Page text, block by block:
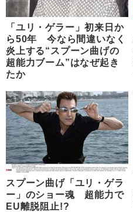
「ユリ・ゲラー」初来日か
ら50年 今なら間違いなく
炎上する“スプーン曲げの
超能力ブーム”はなぜ起き
たか
スプーン曲げ「ユリ・ゲラ
ー」のショー魂 超能力で
EU離脱阻止!?